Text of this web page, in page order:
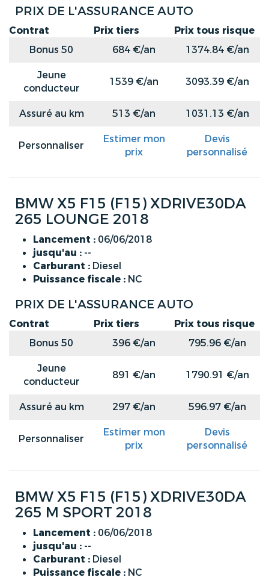
PRIX DE L'ASSURANCE AUTO
Contrat Prix tiers
Prix tous risque
Bonus 50
684 €/an
1374.84 €/an
Jeune
conducteur
1539 €/an 3093.39 €/an
Assuré au km 513 €/an 1031.13 €/an
Personnaliser
Estimer mon
prix
Devis
personnalisé
BMW X5 F15 (F15) XDRIVE30DA
265 LOUNGE 2018
Lancement : 06/06/2018
jusqu'au : --
Carburant : Diesel
Puissance fiscale : NC
PRIX DE L'ASSURANCE AUTO
Contrat Prix tiers
Prix tous risque
Bonus 50
396 €/an
795.96 €/an
Jeune
conducteur
891 €/an 1790.91 €/an
Assuré au km 297 €/an 596.97 €/an
Personnaliser
Estimer mon
prix
Devis
personnalisé
BMW X5 F15 (F15) XDRIVE30DA
265 M SPORT 2018
Lancement : 06/06/2018
jusqu'au : --
Carburant : Diesel
Puissance fiscale : NC